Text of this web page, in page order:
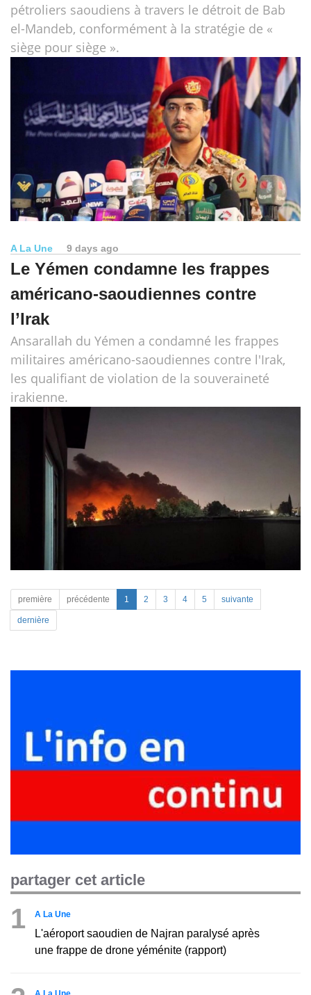
pétroliers saoudiens à travers le détroit de Bab
el-Mandeb, conformément à la stratégie de «
siège pour siège ».
A La Une 9 days ago
Le Yémen condamne les frappes
américano-saoudiennes contre
l’Irak
Ansarallah du Yémen a condamné les frappes
militaires américano-saoudiennes contre l'Irak,
les qualifiant de violation de la souveraineté
irakienne.
première précédente 1 2 3 4 5 suivante
dernière
partager cet article
1 A La Une
L'aéroport saoudien de Najran paralysé après
une frappe de drone yéménite (rapport)